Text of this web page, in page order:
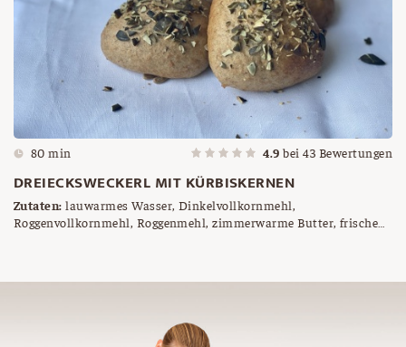
80 min 4.9 bei43 Bewertungen
DREIECKSWECKERL MIT KÜRBISKERNEN
Zutaten: lauwarmes Wasser, Dinkelvollkornmehl,
Roggenvollkornmehl, Roggenmehl, zimmerwarme Butter, frische